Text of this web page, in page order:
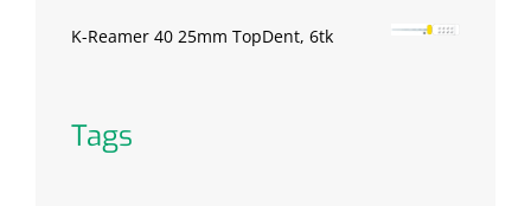
K-Reamer 40 25mm TopDent, 6tk
Tags